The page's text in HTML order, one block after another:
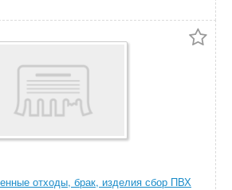
отходы, брак, изделия сбор ПВХ